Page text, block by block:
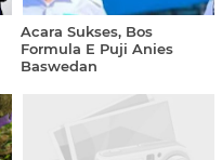
Acara Sukses, Bos
Formula E Puji Anies
Baswedan